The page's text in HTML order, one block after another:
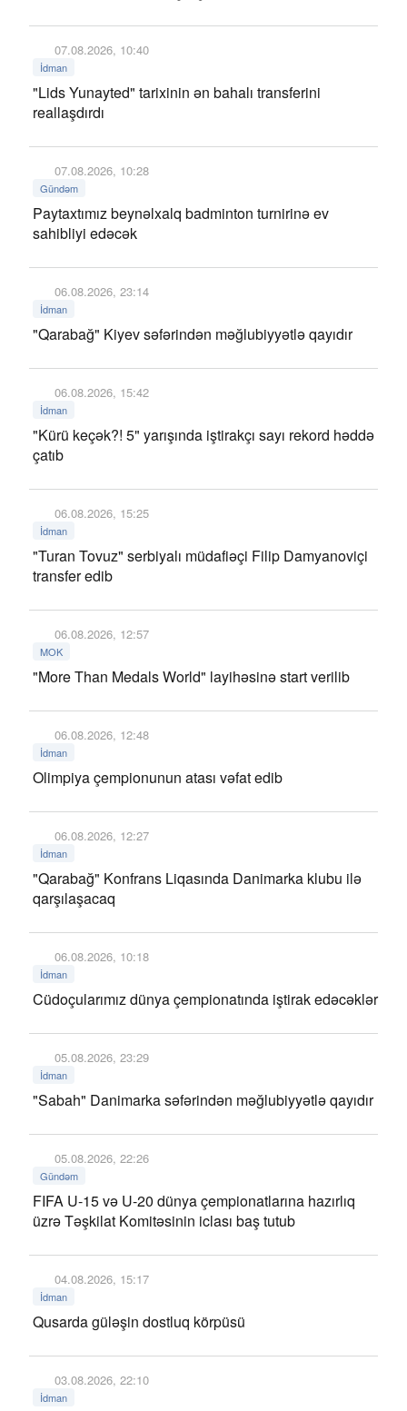
07.08.2026, 10:40
İdman
"Lids Yunayted" tarixinin ən bahalı transferini
reallaşdırdı
07.08.2026, 10:28
Gündəm
Paytaxtımız beynəlxalq badminton turnirinə ev
sahibliyi edəcək
06.08.2026, 23:14
İdman
"Qarabağ" Kiyev səfərindən məğlubiyyətlə qayıdır
06.08.2026, 15:42
İdman
"Kürü keçək?! 5" yarışında iştirakçı sayı rekord həddə
çatıb
06.08.2026, 15:25
İdman
"Turan Tovuz" serbiyalı müdafiəçi Filip Damyanoviçi
transfer edib
06.08.2026, 12:57
MOK
"More Than Medals World" layihəsinə start verilib
06.08.2026, 12:48
İdman
Olimpiya çempionunun atası vəfat edib
06.08.2026, 12:27
İdman
"Qarabağ" Konfrans Liqasında Danimarka klubu ilə
qarşılaşacaq
06.08.2026, 10:18
İdman
Cüdoçularımız dünya çempionatında iştirak edəcəklər
05.08.2026, 23:29
İdman
"Sabah" Danimarka səfərindən məğlubiyyətlə qayıdır
05.08.2026, 22:26
Gündəm
FIFA U-15 və U-20 dünya çempionatlarına hazırlıq
üzrə Təşkilat Komitəsinin iclası baş tutub
04.08.2026, 15:17
İdman
Qusarda güləşin dostluq körpüsü
03.08.2026, 22:10
İdman